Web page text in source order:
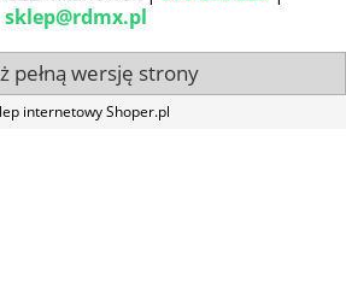
sklep@rdmx.pl
pełną wersję strony
internetowy Shoper.pl